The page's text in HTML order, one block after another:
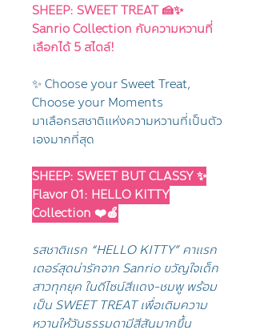
SHEEP: SWEET TREAT 🍰✨
Sanrio Collection กับความหวานที่
เลือกได้ 5 สไตล์!
✨ Choose your Sweet Treat,
Choose your Moments
มาเลือกรสชาติแห่งความหวานที่เป็นตัว
เองมากที่สุด
SHEEP: SWEET BUT CLASSY ✨
Flavor 01: HELLO KITTY
Collection ❤️🍎
รสชาติแรก “HELLO KITTY” คาแรก
เตอร์สุดน่ารักจาก Sanrio ขวัญใจเด็ก
สาวทุกยุค ในดีไซน์สีแดง-ชมพู พร้อม
เป็น SWEET TREAT เพื่อเติมความ
หวานให้วันธรรมดามีสีสันมากขึ้น